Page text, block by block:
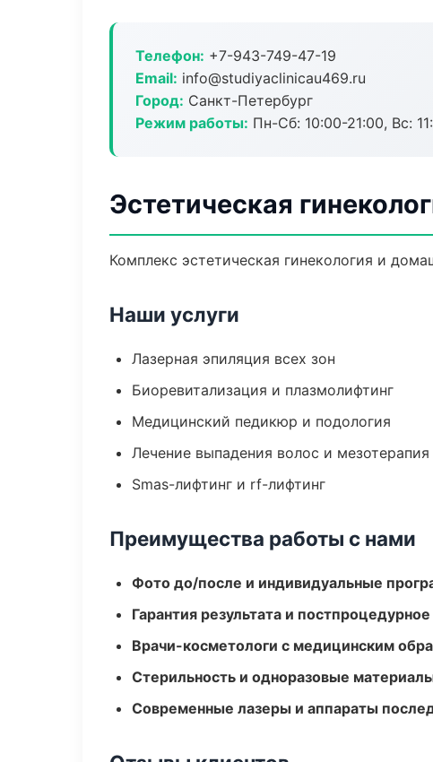
Телефон: +7-943-749-47-19
Email: info@studiyaclinicau469.ru
Город: Санкт-Петербург
Режим работы: Пн-Сб: 10:00-21:00, Вс:
Эстетическая
Комплекс эстетическая гинекология и
Наши услуги
Лазерная эпиляция всех зон
Биоревитализация и плазмолифтинг
Медицинский педикюр и подология
Лечение выпадения волос и мезотерапия
Smas-лифтинг и rf-лифтинг
Преимущества работы с нами
Фото до/после и индивидуальные
Гарантия результата и
Врачи-косметологи с медицинским
Стерильность и одноразовые
Современные лазеры и аппараты